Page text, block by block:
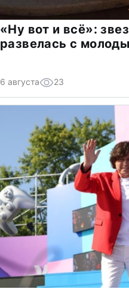
«Ну вот и всё»:
развелась с
6 августа 23